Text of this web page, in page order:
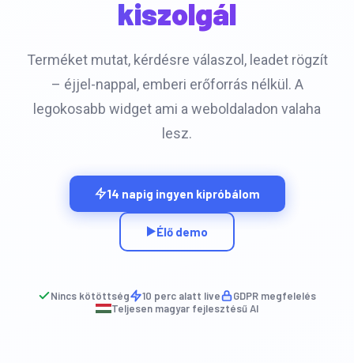
kiszolgál
Terméket mutat, kérdésre válaszol, leadet rögzít
– éjjel-nappal, emberi erőforrás nélkül. A
legokosabb widget ami a weboldaladon valaha
lesz.
14 napig ingyen kipróbálom
Élő demo
Nincs kötöttség 10 perc alatt live
GDPR megfelelés
Teljesen magyar fejlesztésű AI